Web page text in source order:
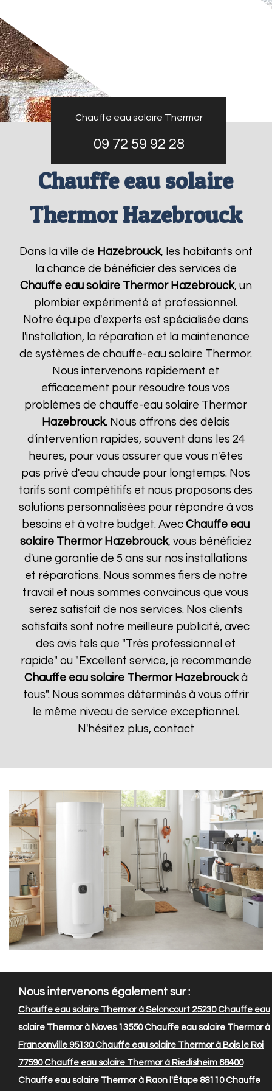
Chauffe eau solaire Thermor
09 72 59 92 28
Chauffe eau solaire
Thermor Hazebrouck
Dans la ville de Hazebrouck, les habitants ont
la chance de bénéficier des services de
Chauffe eau solaire Thermor Hazebrouck, un
plombier expérimenté et professionnel.
Notre équipe d'experts est spécialisée dans
l'installation, la réparation et la maintenance
de systèmes de chauffe-eau solaire Thermor.
Nous intervenons rapidement et
efficacement pour résoudre tous vos
problèmes de chauffe-eau solaire Thermor
Hazebrouck. Nous offrons des délais
d'intervention rapides, souvent dans les 24
heures, pour vous assurer que vous n'êtes
pas privé d'eau chaude pour longtemps. Nos
tarifs sont compétitifs et nous proposons des
solutions personnalisées pour répondre à vos
besoins et à votre budget. AvecChauffe eau
solaire Thermor Hazebrouck, vous bénéficiez
d'une garantie de 5 ans sur nos installations
et réparations. Nous sommes fiers de notre
travail et nous sommes convaincus que vous
serez satisfait de nos services. Nos clients
satisfaits sont notre meilleure publicité, avec
des avis tels que "Très professionnel et
rapide" ou "Excellent service, je recommande
Chauffe eau solaire Thermor Hazebrouckà
tous". Nous sommes déterminés à vous offrir
le même niveau de service exceptionnel.
N'hésitez plus, contact
Nous intervenons également sur :
Chauffe eau solaire Thermor à Seloncourt 25230Chauffe eau
solaire Thermor à Noves 13550Chauffe eau solaire Thermor à
Franconville 95130Chauffe eau solaire Thermor à Bois le Roi
77590Chauffe eau solaire Thermor à Riedisheim 68400
Chauffe eau solaire Thermor à Raon l'Étape 88110Chauffe